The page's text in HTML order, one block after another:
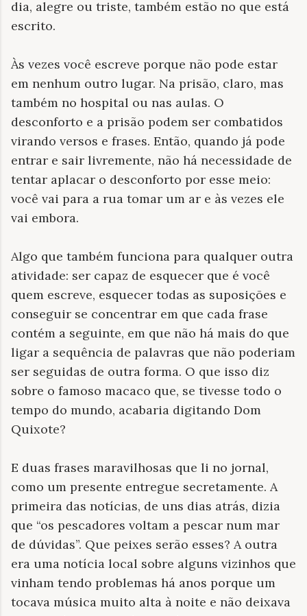
dia, alegre ou triste, também estão no que está
escrito.
Às vezes você escreve porque não pode estar
em nenhum outro lugar. Na prisão, claro, mas
também no hospital ou nas aulas. O
desconforto e a prisão podem ser combatidos
virando versos e frases. Então, quando já pode
entrar e sair livremente, não há necessidade de
tentar aplacar o desconforto por esse meio:
você vai para a rua tomar um ar e às vezes ele
vai embora.
Algo que também funciona para qualquer outra
atividade: ser capaz de esquecer que é você
quem escreve, esquecer todas as suposições e
conseguir se concentrar em que cada frase
contém a seguinte, em que não há mais do que
ligar a sequência de palavras que não poderiam
ser seguidas de outra forma. O que isso diz
sobre o famoso macaco que, se tivesse todo o
tempo do mundo, acabaria digitando Dom
Quixote?
E duas frases maravilhosas que li no jornal,
como um presente entregue secretamente. A
primeira das notícias, de uns dias atrás, dizia
que “os pescadores voltam a pescar num mar
de dúvidas”. Que peixes serão esses? A outra
era uma notícia local sobre alguns vizinhos que
vinham tendo problemas há anos porque um
tocava música muito alta à noite e não deixava